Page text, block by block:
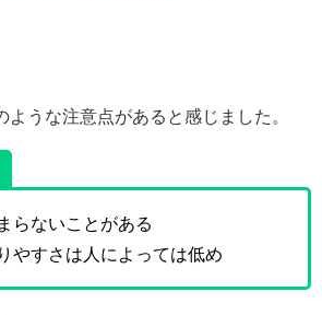
ような注意点があると感じました。
らないことがある
やすさは人によっては低め